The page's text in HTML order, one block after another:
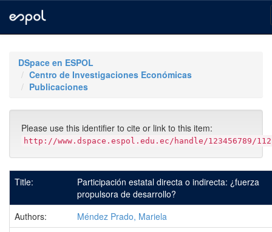
navigationDSpace en ESPOL
Centro de Investigaciones Económicas
Publicaciones
Please use this identifier to cite or link to this item:
http://www.dspace.espol.edu.ec/handle/123456789/
Title:
Participación estatal directa o indirecta: ¿fuerza
propulsora de desarrollo?
Authors:
Méndez Prado, Mariela